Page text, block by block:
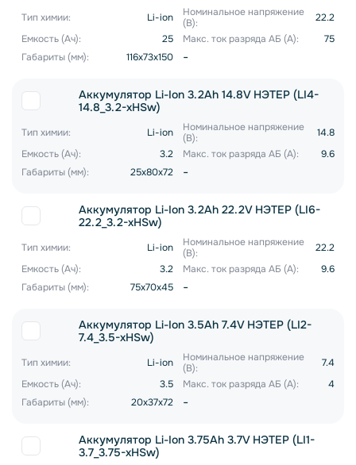
Тип химии: Li-ion
Номинальное напряжение
(В):
22.2
Емкость (Ач):
25 Макс. ток разряда АБ (А):
75
Габариты (мм):
116x73x150 -
Аккумулятор Li-Ion 3.2Ah 14.8V НЭТЕР (LI4-
14.8_3.2-xHSw)
Тип химии: Li-ion
Номинальное напряжение
(В):
14.8
Емкость (Ач):
3.2 Макс. ток разряда АБ (А):
9.6
Габариты (мм):
25x80x72 -
Аккумулятор Li-Ion 3.2Ah 22.2V НЭТЕР (LI6-
22.2_3.2-xHSw)
Тип химии: Li-ion
Номинальное напряжение
(В):
22.2
Емкость (Ач):
3.2 Макс. ток разряда АБ (А):
9.6
Габариты (мм):
75x70x45 -
Аккумулятор Li-Ion 3.5Ah 7.4V НЭТЕР (LI2-
7.4_3.5-xHSw)
Тип химии: Li-ion
Номинальное напряжение
(В):
7.4
Емкость (Ач):
3.5 Макс. ток разряда АБ (А):
4
Габариты (мм):
20x37x72 -
Аккумулятор Li-Ion 3.75Ah 3.7V НЭТЕР (LI1-
3.7_3.75-xHSw)